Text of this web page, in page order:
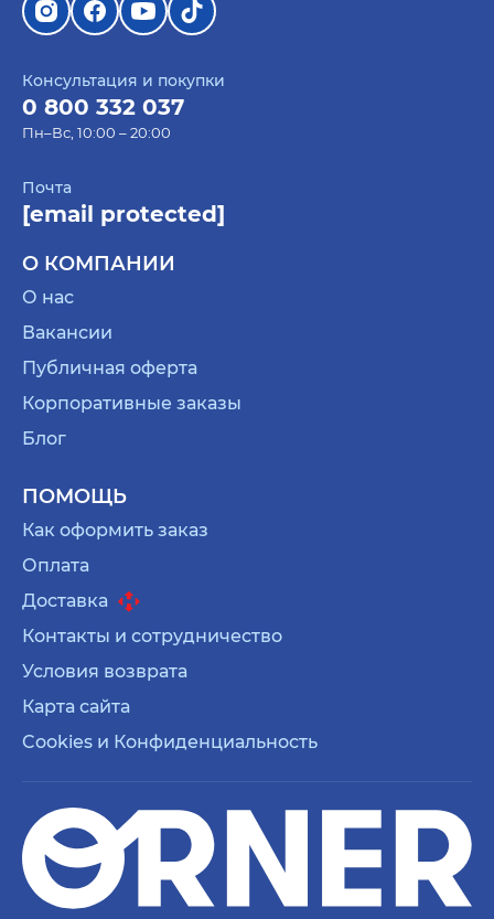
Консультация и покупки
0 800 332 037
Пн–Вс, 10:00 – 20:00
Почта
[email protected]
О КОМПАНИИ
О нас
Вакансии
Публичная оферта
Корпоративные заказы
Блог
ПОМОЩЬ
Как оформить заказ
Оплата
Доставка
Контакты и сотрудничество
Условия возврата
Карта сайта
Cookies и Конфиденциальность